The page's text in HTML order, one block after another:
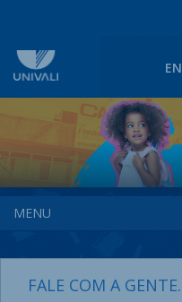
EN
MENU
FALE COM A GENTE.